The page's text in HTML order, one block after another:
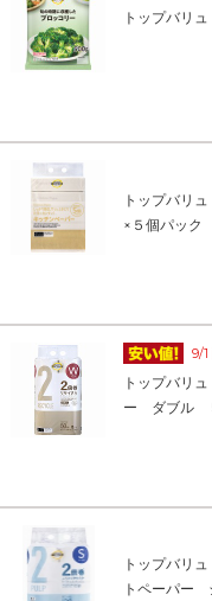
トップバリ
トップバリ
×５個パック
9/1
トップバリ
ー ダブル
トップバリ
トペーパー